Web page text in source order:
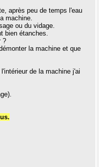
après peu de temps l'eau
machine.
ou du vidage.
bien étanches.
?
la machine et que
de la machine j'ai